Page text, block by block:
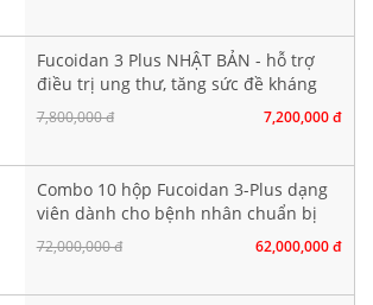
Fucoidan 3 Plus NHẬT BẢN - hỗ trợ
điều trị ung thư, tăng sức đề kháng
7,800,000 đ 7,200,000 đ
Combo 10 hộp Fucoidan 3-Plus dạng
viên dành cho bệnh nhân chuẩn bị
hoá xạ trị
72,000,000 đ 62,000,000 đ